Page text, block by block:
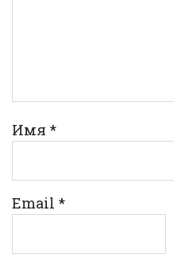
Имя *
Email *